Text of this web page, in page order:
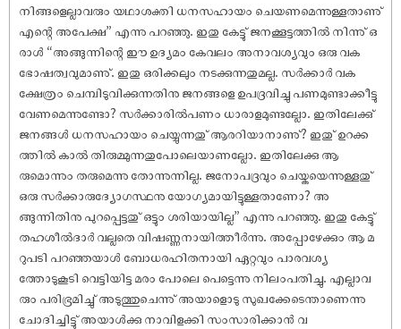
നിങ്ങളെല്ലാവരും യഥാശക്തി ധനസഹായം ചെയണമെന്നുള്ളതാണു്
എന്റെ അപേക്ഷ” എന്നു പറഞ്ഞു. ഇതു കേട്ടു് ജനക്കൂട്ടത്തിൽ നിന്നു് ഒ
രാൾ “അങ്ങുന്നിന്റെ ഈ ഉദ്യമം കേവലം അനാവശ്യവും ഒരു വക
ഭോ‌ഷത്വവുമാണു്. ഇതു ഒരിക്കലും നടക്കുന്നതുമല്ല. സർക്കാർ വക
ക്ഷേത്രം ചെമ്പിടുവിക്കുന്നതിനു ജനങ്ങളെ ഉപദ്രവിച്ചു പണമുണ്ടാക്കീട്ടു
വേണമെന്നുണ്ടോ? സർക്കാരിൽപണം ധാരാളമുണ്ടല്ലോ. ഇതിലേക്കു്
ജനങ്ങൾ ധനസഹായം ചെയ്യുന്നതു് ആരറിയാനാണു്? ഇതു് ഉറക്ക
ത്തിൽ കാൽ തിരുമ്മുന്നതുപോലെയാണല്ലോ. ഇതിലേക്കു ആ
രുമൊന്നും തരുമെന്നു തോന്നുന്നില്ല. ജനോപദ്രവും ചെയ്കയെന്നുള്ളതു്
ഒരു സർക്കാരുദ്യോഗസ്ഥനു യോഗ്യമായിട്ടുള്ളതാണോ? അ
ങ്ങുന്നിതിനു പുറപ്പെട്ടതു് ഒട്ടും ശരിയായില്ല” എന്നു പറഞ്ഞു. ഇതു കേട്ടു്
തഹശീൽദാർ വല്ലതെ വി‌ഷണ്ണനായിത്തീർന്നു. അപ്പോഴേക്കും ആ മ
റുപടി പറഞ്ഞയാൾ ബോധരഹിതനായി ഏറ്റവും പാരവശ്യ
ത്തോടുകൂടി വെട്ടിയിട്ട മരം പോലെ പെട്ടെന്നു നിലംപതിച്ചു. എല്ലാവ
രും പരിഭ്രമിച്ചു് അടുത്തുചെന്നു് അയാളൊടു സുഖക്കേടെന്താണെന്നു
ചോദിച്ചിട്ടു് അയാൾക്കു നാവിളക്കി സംസാരിക്കാൻ വ